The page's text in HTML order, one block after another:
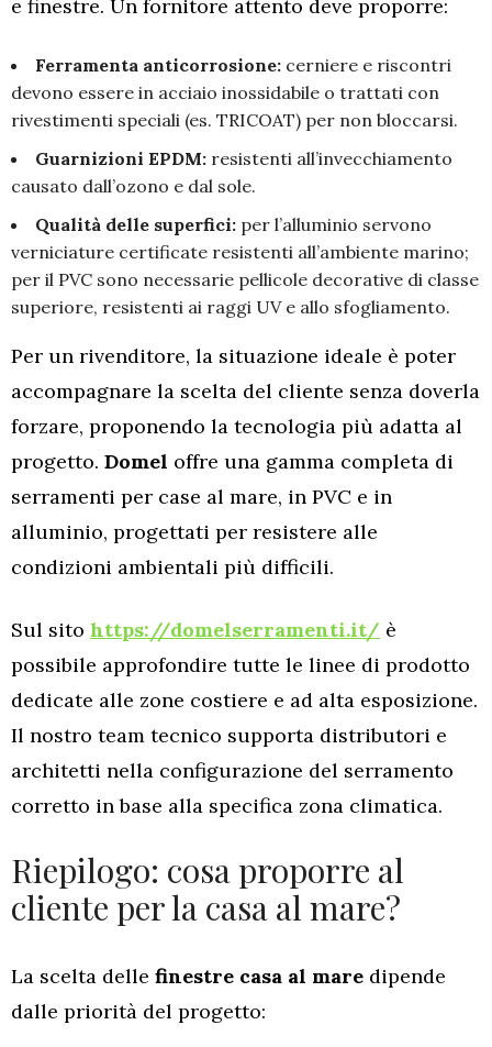
e finestre. Un fornitore attento deve proporre:
Ferramenta anticorrosione: cerniere e riscontri
devono essere in acciaio inossidabile o trattati con
rivestimenti speciali (es. TRICOAT) per non bloccarsi.
Guarnizioni EPDM: resistenti all’invecchiamento
causato dall’ozono e dal sole.
Qualità delle superfici: per l’alluminio servono
verniciature certificate resistenti all’ambiente marino;
per il PVC sono necessarie pellicole decorative di classe
superiore, resistenti ai raggi UV e allo sfogliamento.
Per un rivenditore, la situazione ideale è poter
accompagnare la scelta del cliente senza doverla
forzare, proponendo la tecnologia più adatta al
progetto. Domel offre una gamma completa di
serramenti per case al mare, in PVC e in
alluminio, progettati per resistere alle
condizioni ambientali più difficili.
Sul sito https://domelserramenti.it/ è
possibile approfondire tutte le linee di prodotto
dedicate alle zone costiere e ad alta esposizione.
Il nostro team tecnico supporta distributori e
architetti nella configurazione del serramento
corretto in base alla specifica zona climatica.
Riepilogo: cosa proporre al
cliente per la casa al mare?
La scelta delle finestre casa al mare dipende
dalle priorità del progetto: